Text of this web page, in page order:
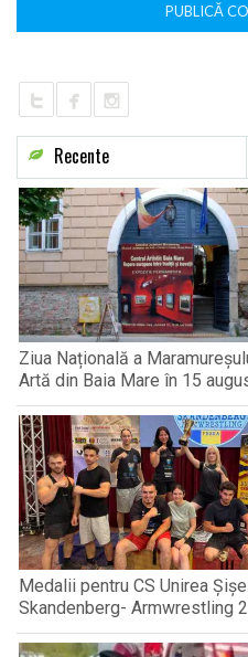
Recente
Ziua Națională a
Artă din Baia Mare în 15
Medalii pentru CS Unirea
Skandenberg- Armwrestling